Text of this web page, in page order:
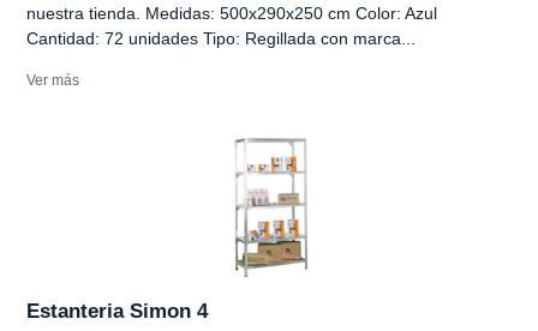
nuestra tienda. Medidas: 500x290x250 cm Color: Azul
Cantidad: 72 unidades Tipo: Regillada con marca...
Ver más
Estanteria Simon 4